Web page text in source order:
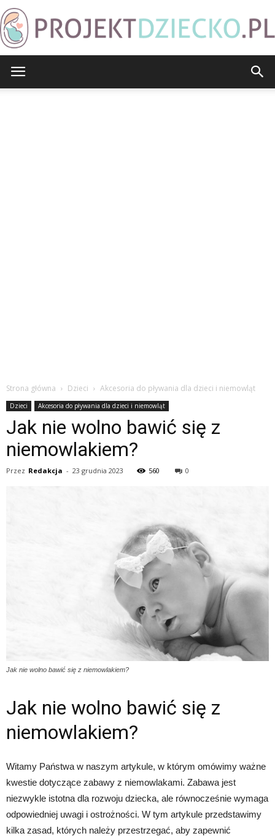
Strona główna Dzieci Akcesoria do pływania dla dzieci i niemowląt
Dzieci Akcesoria do pływania dla dzieci i niemowląt
Jak nie wolno bawić się z
niemowlakiem?
Przez Redakcja - 23 grudnia 2023 560 0
Jak nie wolno bawić się z niemowlakiem?
Jak nie wolno bawić się z
niemowlakiem?
Witamy Państwa w naszym artykule, w którym omówimy ważne
kwestie dotyczące zabawy z niemowlakami. Zabawa jest
niezwykle istotna dla rozwoju dziecka, ale równocześnie wymaga
odpowiedniej uwagi i ostrożności. W tym artykule przedstawimy
kilka zasad, których należy przestrzegać, aby zapewnić